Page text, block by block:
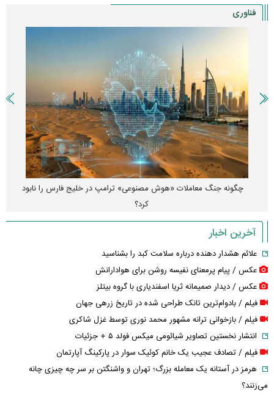
فناوری
چگونه جنگ معاملات «هوش مصنوعی» ترامپ در خلیج فارس را نابود
کرد؟
آخرین اخبار
علائم هشدار دهنده درباره سلامت کبد را بشناسید
عکس / پیام پرمعنای نفیسه روشن برای هوادارانش
عکس / دیدار صمیمانه ثریا اسفندیاری با گروه بیتلز
فیلم / بادوام‌ترین تانک طراحی شده در تاریخ زرهی جهان
فیلم / بازخوانی ترانه مشهور محمد نوری توسط غزل شاکری
انتشار نخستین تصاویر شیائومی میکس فولد ۵ + جزئیات
فیلم / تصادف عجیب یک خانم کوئیک سوار در پارکینگ آپارتمان
هرمز در آستانه یک معامله بزرگ؛ تهران و واشنگتن بر سر چه چیزی چانه
می‌زنند؟